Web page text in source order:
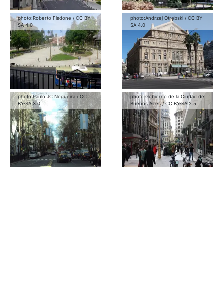
photo:Roberto Fiadone / CC BY-
SA 4.0
photo:Andrzej Otrębski / CC BY-
SA 4.0
photo:Paulo JC Nogueira / CC
BY-SA 3.0
photo:Gobierno de la Ciudad de
Buenos Aires /CC BY-SA 2.5